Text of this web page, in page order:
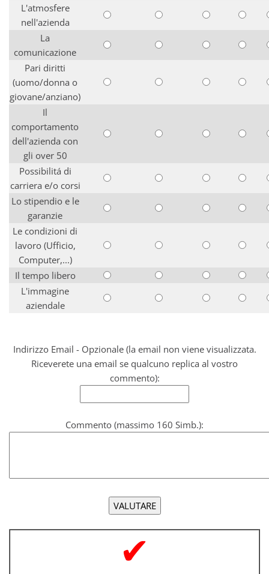
L'atmosfere
nell'azienda
La
comunicazione
Pari diritti
(uomo/donna o
giovane/anziano)
Il
comportamento
dell'azienda con
gli over 50
Possibilitá di
carriera e/o corsi
Lo stipendio e le
garanzie
Le condizioni di
lavoro (Ufficio,
Computer,...)
Il tempo libero
L'immagine
aziendale
Indirizzo Email - Opzionale (la email non viene visualizzata.
Riceverete una email se qualcuno replica al vostro
commento):
Commento (massimo 160 Simb.):